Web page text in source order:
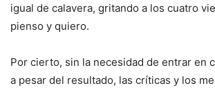
igual de calavera, gritando a los cuatro
pienso y quiero.
Por cierto, sin la necesidad de entrar en
a pesar del resultado, las críticas y los